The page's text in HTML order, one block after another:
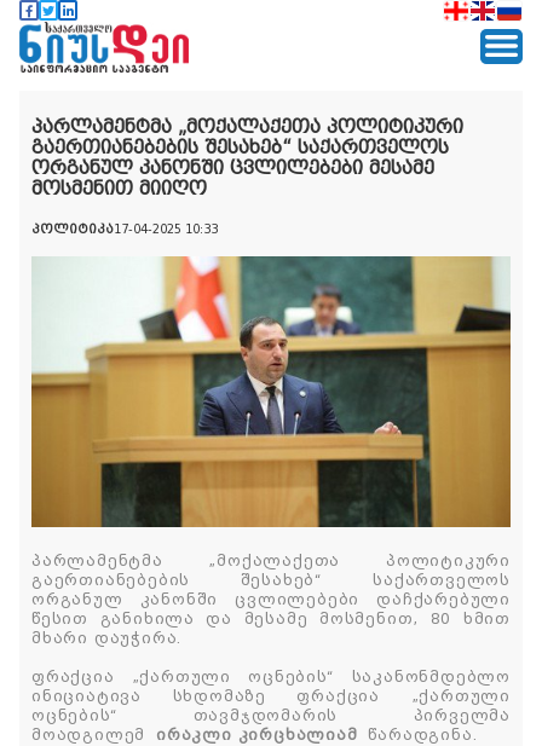
პარლამენტმა „მოქალაქეთა პოლიტიკური
გაერთიანებების შესახებ“ საქართველოს
ორგანულ კანონში ცვლილებები მესამე
მოსმენით მიიღო
პოლიტიკა17-04-2025 10:33
პარლამენტმა „მოქალაქეთა პოლიტიკური
გაერთიანებების შესახებ“ საქართველოს
ორგანულ კანონში ცვლილებები დაჩქარებული
წესით განიხილა და მესამე მოსმენით, 80 ხმით
მხარი დაუჭირა.
ფრაქცია „ქართული ოცნების“ საკანონმდებლო
ინიციატივა სხდომაზე ფრაქცია „ქართული
ოცნების“ თავმჯდომარის პირველმა
მოადგილემ ირაკლი კირცხალიამ წარადგინა.